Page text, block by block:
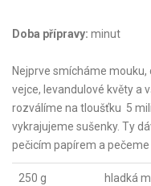
Doba přípravy: minut
Nejprve smícháme
vejce, levandulové květy a
rozválíme na tloušťku 5
vykrajujeme sušenky. Ty
pečicím papírem a pečeme
250 g hladká